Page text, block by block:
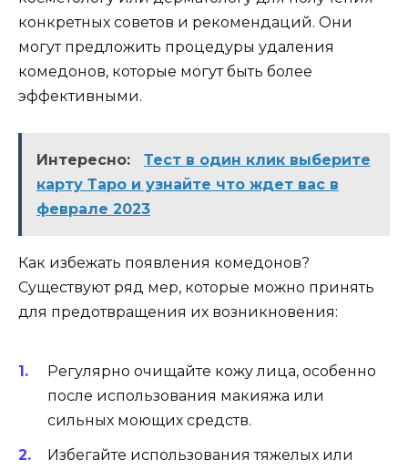
конкретных советов и рекомендаций. Они
могут предложить процедуры удаления
комедонов, которые могут быть более
эффективными.
Интересно:
Тест в один клик выберите
карту Таро и узнайте что ждет вас в
феврале 2023
Как избежать появления комедонов?
Существуют ряд мер, которые можно принять
для предотвращения их возникновения:
Регулярно очищайте кожу лица, особенно
после использования макияжа или
сильных моющих средств.
Избегайте использования тяжелых или